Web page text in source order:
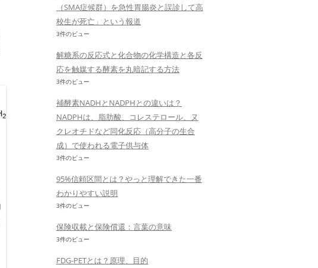
（SMA症候群）を急性胃腸炎と誤診して高
校生が死亡」という報道
3件のビュー
解糖系の反応式と化合物の化学構造と各反
応を触媒する酵素を丸暗記する方法
3件のビュー
補酵素NADHとNADPHとの違いは？
NADPHは、脂肪酸、コレステロール、ヌ
クレオチドなど同化反応（高分子の生合
成）で使われる電子供与体
3件のビュー
95%信頼区間とは？やっと理解できた一番
わかりやすい説明
3件のビュー
保険収載と保険償還：言葉の意味
3件のビュー
FDG-PETとは？原理、目的